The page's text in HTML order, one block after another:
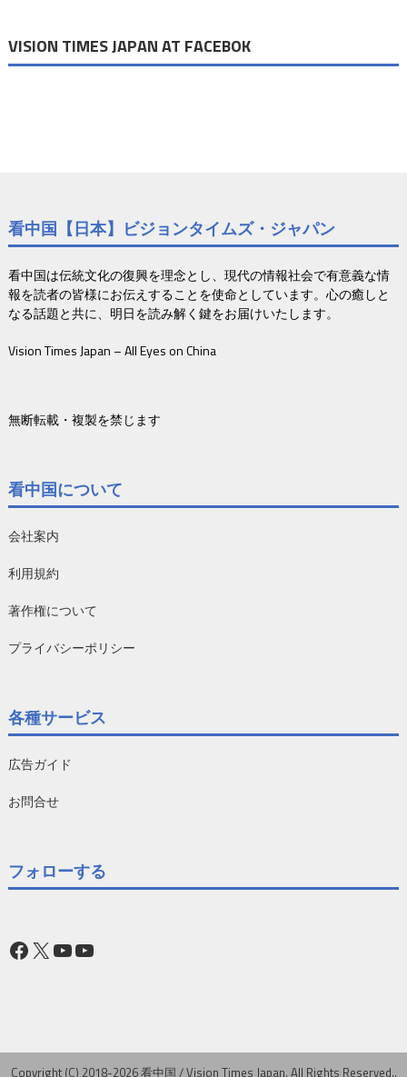
VISION TIMES JAPAN AT FACEBOK
看中国【日本】ビジョンタイムズ・ジャパン
看中国は伝統文化の復興を理念とし、現代の情報社会で有意義な情
報を読者の皆様にお伝えすることを使命としています。心の癒しと
なる話題と共に、明日を読み解く鍵をお届けいたします。
Vision Times Japan – All Eyes on China
無断転載・複製を禁じます
看中国について
会社案内
利用規約
著作権について
プライバシーポリシー
各種サービス
広告ガイド
お問合せ
フォローする
Facebook
X YouTube
YouTube
Copyright (C) 2018-2026 看中国 / Vision Times Japan. All Rights Reserved..